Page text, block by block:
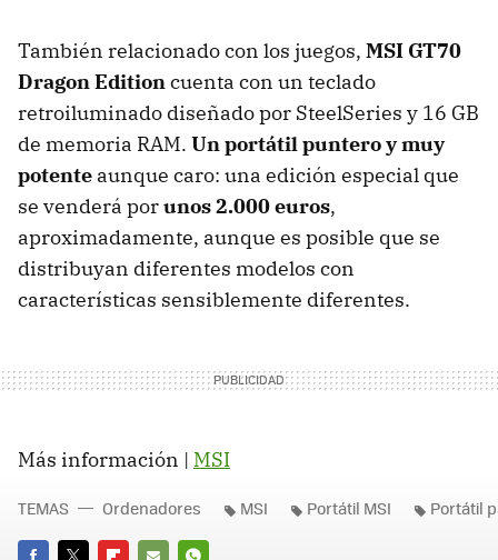
También relacionado con los juegos, MSI GT70
Dragon Editioncuenta con un teclado
retroiluminado diseñado por SteelSeries y 16 GB
de memoria RAM. Un portátil puntero y muy
potente aunque caro: una edición especial que
se venderá porunos 2.000 euros,
aproximadamente, aunque es posible que se
distribuyan diferentes modelos con
características sensiblemente diferentes.
Más información | MSI
TEMAS Ordenadores MSI Portátil MSI Portátil